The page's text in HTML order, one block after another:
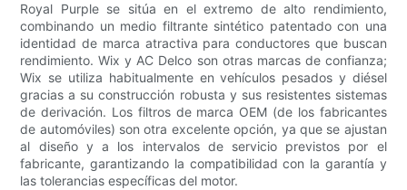
Royal Purple se sitúa en el extremo de alto rendimiento,
combinando un medio filtrante sintético patentado con una
identidad de marca atractiva para conductores que buscan
rendimiento. Wix y AC Delco son otras marcas de confianza;
Wix se utiliza habitualmente en vehículos pesados ​​y diésel
gracias a su construcción robusta y sus resistentes sistemas
de derivación. Los filtros de marca OEM (de los fabricantes
de automóviles) son otra excelente opción, ya que se ajustan
al diseño y a los intervalos de servicio previstos por el
fabricante, garantizando la compatibilidad con la garantía y
las tolerancias específicas del motor.